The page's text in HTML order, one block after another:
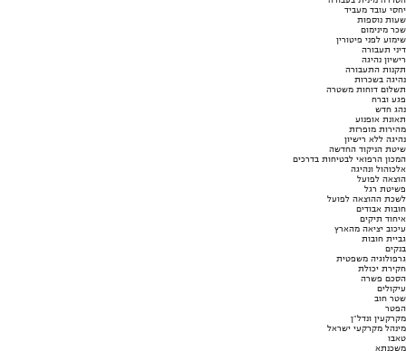
יחסי עובד מעביד
שעות נוספות
שכר מינימום
שימוע לפני פיטורין
דיני תעבורה
רישיון נהיגה
תקנות התעבורה
נהיגה בשכרות
תשלום דוחות משטרה
פגע וברח
נהג חדש
תאונת אופנוע
מהירות מופרזת
נהיגה ללא רישיון
שיטת הניקוד החדשה
המכון הרפואי לבטיחות בדרכים
אלכוהול ונהיגה
הוצאה לפועל
פשיטת רגל
לשכת ההוצאה לפועל
חובות אבודים
איחוד תיקים
עיכוב יציאה מהארץ
גביית חובות
בנקים
גרפולוגיה משפטית
חקירת יכולת
הסכם פשרה
עיקולים
שטר חוב
הפטר
מקרקעין ונדל"ן
מינהל מקרקעי ישראל
טאבו
משכנתא